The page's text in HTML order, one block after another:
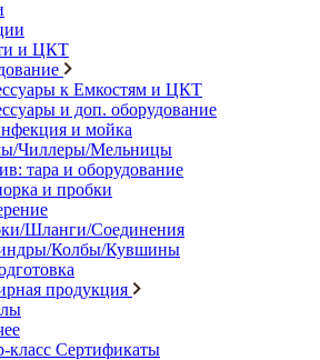
и ЦКТ
к Емкостям и ЦКТ
и доп. оборудование
и мойка
Чиллеры/Мельницы
тара и оборудование
и пробки
Шланги/Соединения
Колбы/Кувшины
продукция
класс Сертификаты